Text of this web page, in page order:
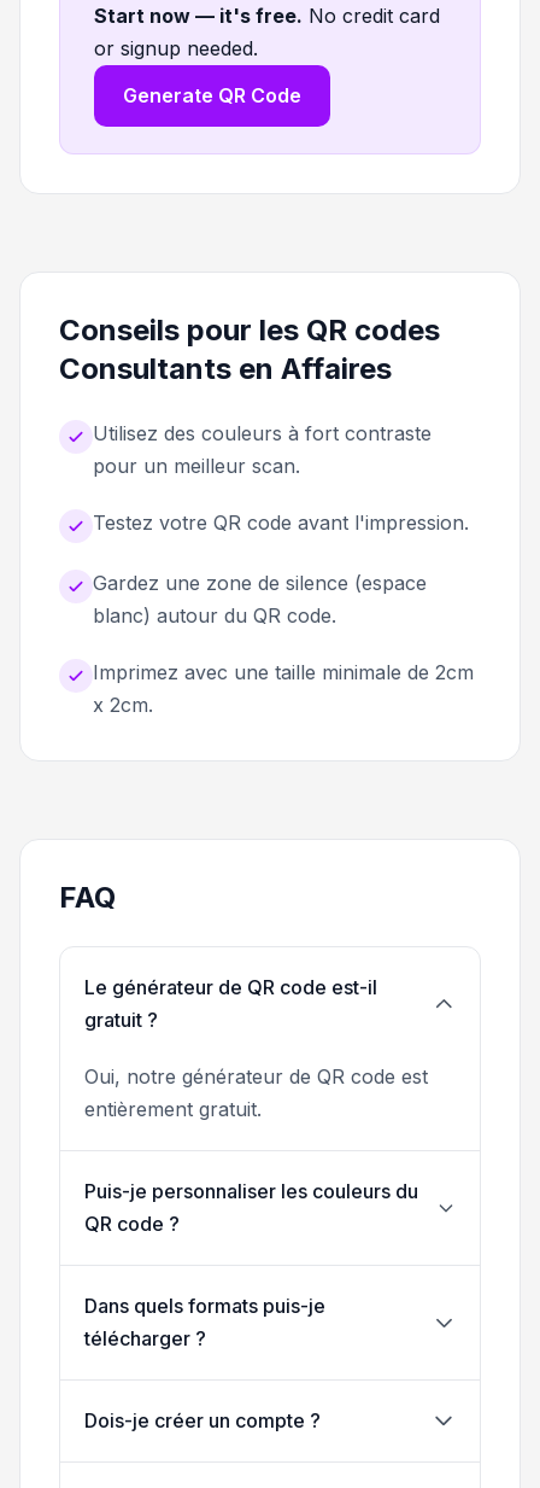
Start now — it's free. No credit card
or signup needed.
Generate QR Code
Conseils pour les QR codes
Consultants en Affaires
Utilisez des couleurs à fort contraste
pour un meilleur scan.
Testez votre QR code avant l'impression.
Gardez une zone de silence (espace
blanc) autour du QR code.
Imprimez avec une taille minimale de 2cm
x 2cm.
FAQ
Le générateur de QR code est-il
gratuit ?
Oui, notre générateur de QR code est
entièrement gratuit.
Puis-je personnaliser les couleurs du
QR code ?
Dans quels formats puis-je
télécharger ?
Dois-je créer un compte ?